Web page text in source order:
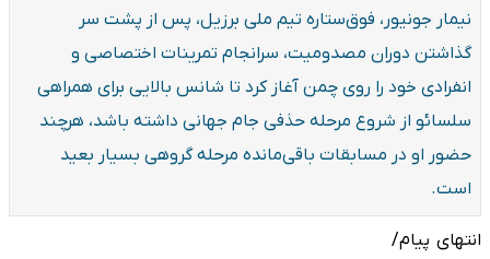
نیمار جونیور، فوق‌ستاره تیم ملی برزیل، پس از پشت سر
گذاشتن دوران مصدومیت، سرانجام تمرینات اختصاصی و
انفرادی خود را روی چمن آغاز کرد تا شانس بالایی برای همراهی
سلسائو از شروع مرحله حذفی جام جهانی داشته باشد، هرچند
حضور او در مسابقات باقی‌مانده مرحله گروهی بسیار بعید
است.
انتهای پیام/